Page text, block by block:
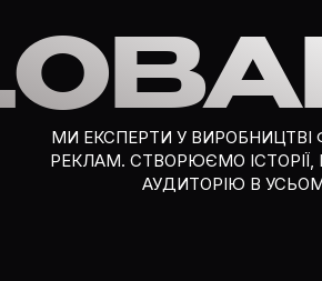
МИ ЕКСПЕРТИ У ВИРОБНИЦТВІ
РЕКЛАМ. СТВОРЮЄМО
АУДИТОРІЮ В